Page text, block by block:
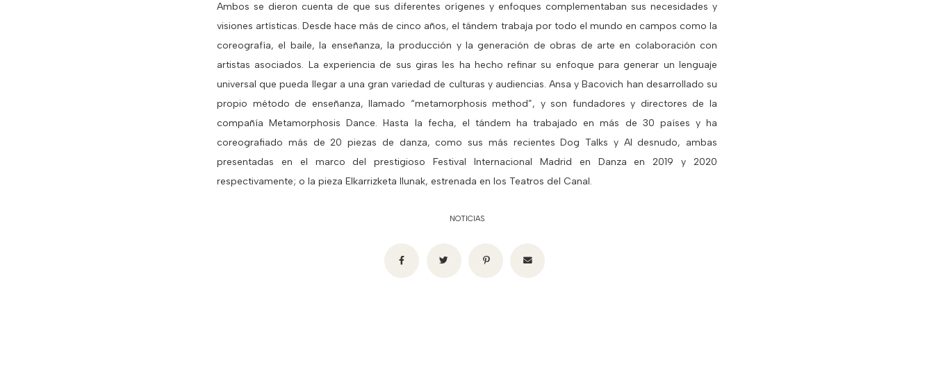
Ambos se dieron cuenta de que sus diferentes orígenes y enfoques complementaban sus necesidades y
visiones artísticas. Desde hace más de cinco años, el tándem trabaja por todo el mundo en campos como la
coreografía, el baile, la enseñanza, la producción y la generación de obras de arte en colaboración con
artistas asociados. La experiencia de sus giras les ha hecho refinar su enfoque para generar un lenguaje
universal que pueda llegar a una gran variedad de culturas y audiencias. Ansa y Bacovich han desarrollado su
propio método de enseñanza, llamado “metamorphosis method”, y son fundadores y directores de la
compañía Metamorphosis Dance. Hasta la fecha, el tándem ha trabajado en más de 30 países y ha
coreografiado más de 20 piezas de danza, como sus más recientes Dog Talks y Al desnudo, ambas
presentadas en el marco del prestigioso Festival Internacional Madrid en Danza en 2019 y 2020
respectivamente; o la pieza Elkarrizketa Ilunak, estrenada en los Teatros del Canal.
NOTICIAS